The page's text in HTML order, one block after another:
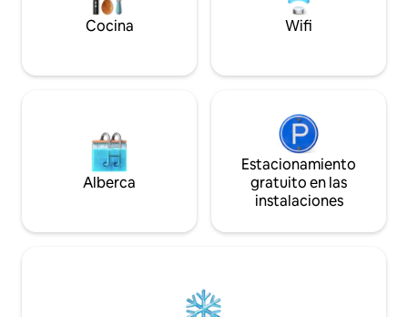
la ciudad o
Cocina Wifi
Alberca
Estacionamiento
gratuito en las
instalaciones